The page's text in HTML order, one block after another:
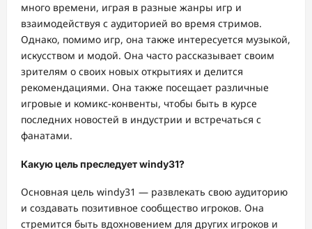
много времени, играя в разные жанры игр и
взаимодействуя с аудиторией во время стримов.
Однако, помимо игр, она также интересуется музыкой,
искусством и модой. Она часто рассказывает своим
зрителям о своих новых открытиях и делится
рекомендациями. Она также посещает различные
игровые и комикс-конвенты, чтобы быть в курсе
последних новостей в индустрии и встречаться с
фанатами.
Какую цель преследует windy31?
Основная цель windy31 — развлекать свою аудиторию
и создавать позитивное сообщество игроков. Она
стремится быть вдохновением для других игроков и